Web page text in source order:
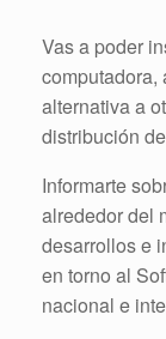
Vas a poder
computadora,
alternativa a
distribución
Informarte
alrededor del
desarrollos e
en torno al
nacional e